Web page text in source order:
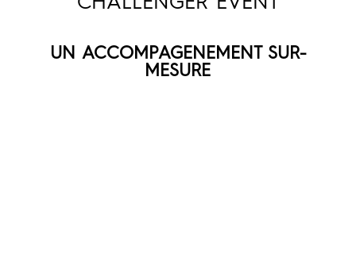
UN ACCOMPAGENEMENT SUR-
MESURE